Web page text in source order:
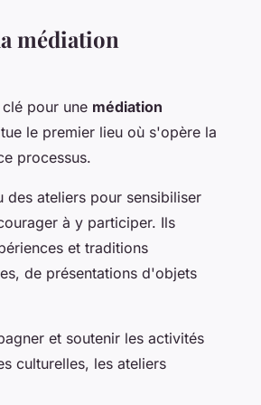
médiation
pour une médiation
le premier lieu où s'opère la
processus.
ateliers pour sensibiliser
à y participer. Ils
et traditions
de présentations d'objets
et soutenir les activités
culturelles, les ateliers